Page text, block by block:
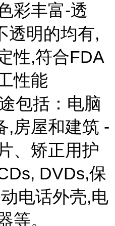
彩丰富-透
透明的均有,
性,符合FDA
性能
包括：电脑
,房屋和建筑 -
、矫正用护
DVDs,保
电话外壳,电
等。